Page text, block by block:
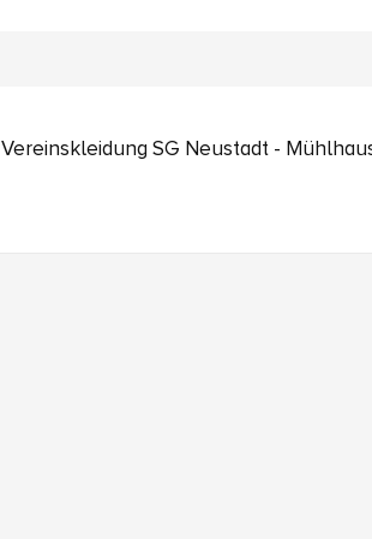
Vereinskleidung SG Neustadt -